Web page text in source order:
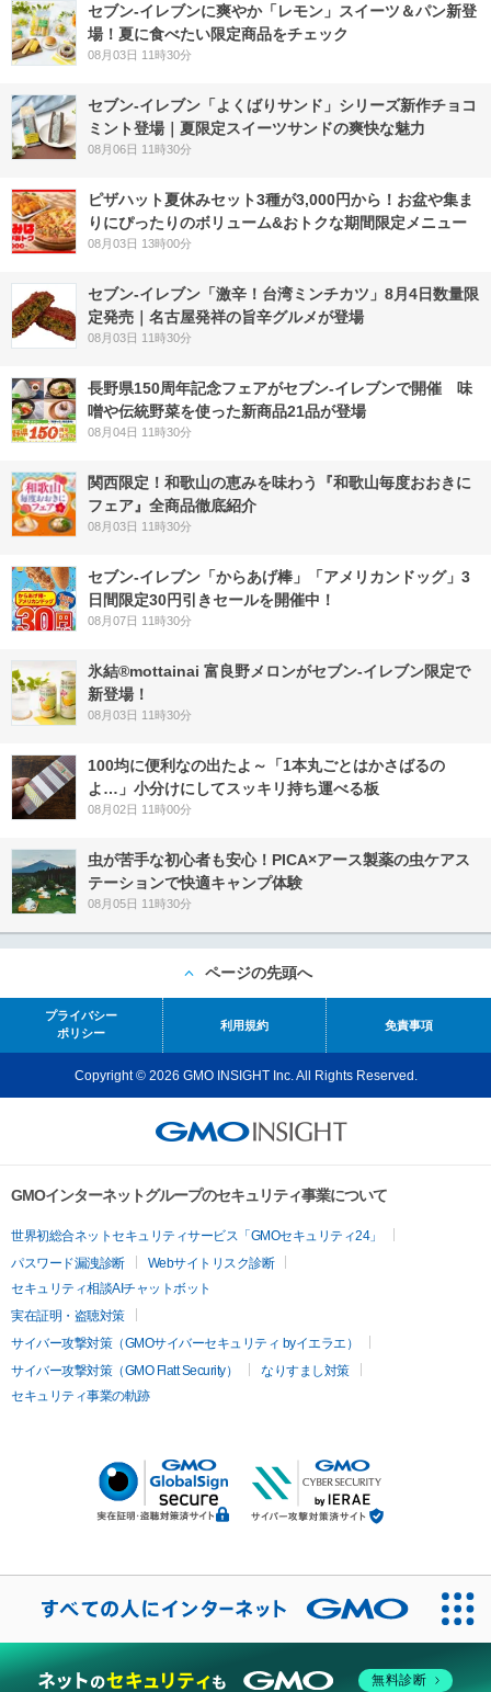
セブン‐イレブンに爽やか「レモン」スイーツ＆パン新登
場！夏に食べたい限定商品をチェック
08月03日 11時30分
セブン‐イレブン「よくばりサンド」シリーズ新作チョコ
ミント登場｜夏限定スイーツサンドの爽快な魅力
08月06日 11時30分
ピザハット夏休みセット3種が3,000円から！お盆や集ま
りにぴったりのボリューム&おトクな期間限定メニュー
08月03日 13時00分
セブン-イレブン「激辛！台湾ミンチカツ」8月4日数量限
定発売｜名古屋発祥の旨辛グルメが登場
08月03日 11時30分
長野県150周年記念フェアがセブン-イレブンで開催 味
噌や伝統野菜を使った新商品21品が登場
08月04日 11時30分
関西限定！和歌山の恵みを味わう『和歌山毎度おおきに
フェア』全商品徹底紹介
08月03日 11時30分
セブン‐イレブン「からあげ棒」「アメリカンドッグ」3
日間限定30円引きセールを開催中！
08月07日 11時30分
氷結®mottainai 富良野メロンがセブン‐イレブン限定で
新登場！
08月03日 11時30分
100均に便利なの出たよ～「1本丸ごとはかさばるの
よ…」小分けにしてスッキリ持ち運べる板
08月02日 11時00分
虫が苦手な初心者も安心！PICA×アース製薬の虫ケアス
テーションで快適キャンプ体験
08月05日 11時30分
ページの先頭へ
プライバシー
ポリシー
利用規約 免責事項
Copyright © 2026 GMO INSIGHT Inc. All Rights Reserved.
GMOインターネットグループのセキュリティ事業について
世界初総合ネットセキュリティサービス「GMOセキュリティ24」
パスワード漏洩診断
Webサイトリスク診断
セキュリティ相談AIチャットボット
実在証明・盗聴対策
サイバー攻撃対策（GMOサイバーセキュリティ byイエラエ）
サイバー攻撃対策（GMO Flatt Security）
なりすまし対策
セキュリティ事業の軌跡
無料診断